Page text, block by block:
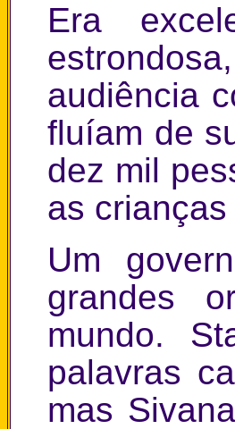
Era
audiência
fluíam de
dez mil
as
Um
grandes
mundo.
palavras
mas